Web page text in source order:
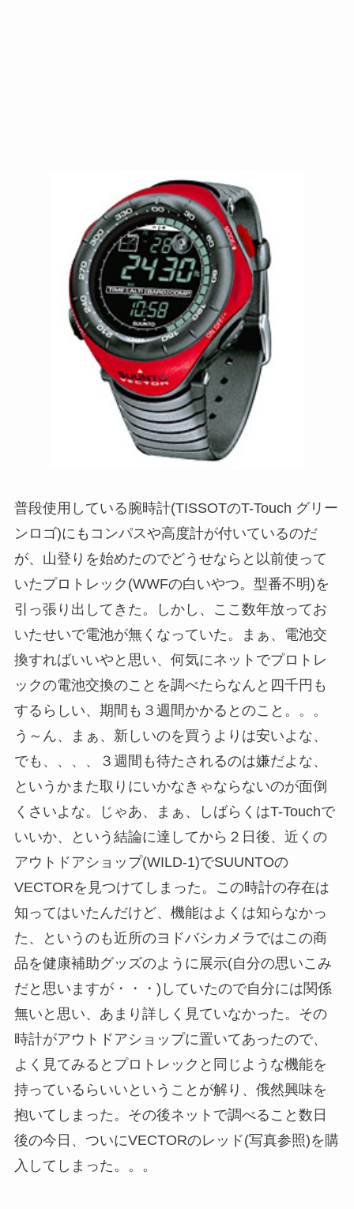
普段使用している腕時計(TISSOTのT-Touch グリー
ンロゴ)にもコンパスや高度計が付いているのだ
が、山登りを始めたのでどうせならと以前使って
いたプロトレック(WWFの白いやつ。型番不明)を
引っ張り出してきた。しかし、ここ数年放ってお
いたせいで電池が無くなっていた。まぁ、電池交
換すればいいやと思い、何気にネットでプロトレ
ックの電池交換のことを調べたらなんと四千円も
するらしい、期間も３週間かかるとのこと。。。
う～ん、まぁ、新しいのを買うよりは安いよな、
でも、、、、３週間も待たされるのは嫌だよな、
というかまた取りにいかなきゃならないのが面倒
くさいよな。じゃあ、まぁ、しばらくはT-Touchで
いいか、という結論に達してから２日後、近くの
アウトドアショップ(WILD-1)でSUUNTOの
VECTORを見つけてしまった。この時計の存在は
知ってはいたんだけど、機能はよくは知らなかっ
た、というのも近所のヨドバシカメラではこの商
品を健康補助グッズのように展示(自分の思いこみ
だと思いますが・・・)していたので自分には関係
無いと思い、あまり詳しく見ていなかった。その
時計がアウトドアショップに置いてあったので、
よく見てみるとプロトレックと同じような機能を
持っているらいいということが解り、俄然興味を
抱いてしまった。その後ネットで調べること数日
後の今日、ついにVECTORのレッド(写真参照)を購
入してしまった。。。